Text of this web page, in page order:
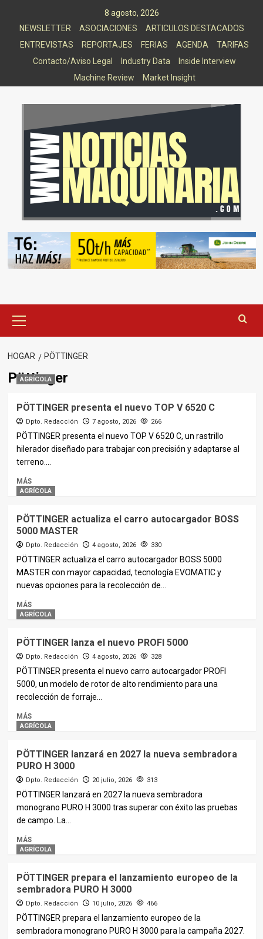
8 agosto, 2026
NEWSLETTER
ASOCIACIONES
ARTICULOS DESTACADOS
ENTREVISTAS
REPORTAJES FERIAS AGENDA
TARIFAS
Contacto/Aviso Legal
Industry Data
Inside Interview
Machine Review
Market Insight
principal
HOGAR PÖTTINGER
Pöttinger
AGRÍCOLA
PÖTTINGER presenta el nuevo TOP V 6520 C
Dpto. Redacción 7 agosto, 2026 266
PÖTTINGER presenta el nuevo TOP V 6520 C, un rastrillo
hilerador diseñado para trabajar con precisión y adaptarse al
terreno....
MÁS
AGRÍCOLA
PÖTTINGER actualiza el carro autocargador BOSS
5000 MASTER
Dpto. Redacción 4 agosto, 2026 330
PÖTTINGER actualiza el carro autocargador BOSS 5000
MASTER con mayor capacidad, tecnología EVOMATIC y
nuevas opciones para la recolección de...
MÁS
AGRÍCOLA
PÖTTINGER lanza el nuevo PROFI 5000
Dpto. Redacción 4 agosto, 2026 328
PÖTTINGER presenta el nuevo carro autocargador PROFI
5000, un modelo de rotor de alto rendimiento para una
recolección de forraje...
MÁS
AGRÍCOLA
PÖTTINGER lanzará en 2027 la nueva sembradora
PURO H 3000
Dpto. Redacción 20 julio, 2026 313
PÖTTINGER lanzará en 2027 la nueva sembradora
monograno PURO H 3000 tras superar con éxito las pruebas
de campo. La...
MÁS
AGRÍCOLA
PÖTTINGER prepara el lanzamiento europeo de la
sembradora PURO H 3000
Dpto. Redacción 10 julio, 2026 466
PÖTTINGER prepara el lanzamiento europeo de la
sembradora monograno PURO H 3000 para la campaña 2027.